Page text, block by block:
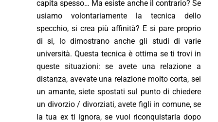
capita spesso… Ma esiste anche il contrario? Se
usiamo volontariamente la tecnica dello
specchio, si crea più affinità? E si pare proprio
di si, lo dimostrano anche gli studi di varie
università. Questa tecnica è ottima se ti trovi in
queste situazioni: se avete una relazione a
distanza, avevate una relazione molto corta, sei
un amante, siete spostati sul punto di chiedere
un divorzio / divorziati, avete figli in comune, se
la tua ex ti ignora, se vuoi riconquistarla dopo